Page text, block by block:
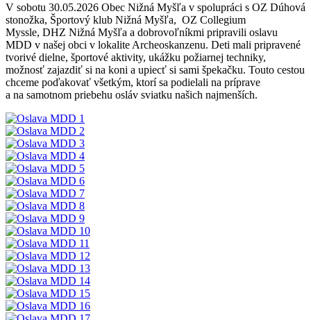
V sobotu 30.05.2026 Obec Nižná Myšľa v spolupráci s OZ Dúhová
stonožka, Športový klub Nižná Myšľa, OZ Collegium
Myssle, DHZ Nižná Myšľa a dobrovoľníkmi pripravili oslavu
MDD v našej obci v lokalite Archeoskanzenu. Deti mali pripravené
tvorivé dielne, športové aktivity, ukážku požiarnej techniky,
možnosť zajazdiť si na koni a upiecť si sami špekačku. Touto cestou
chceme poďakovať všetkým, ktorí sa podielali na príprave
a na samotnom priebehu osláv sviatku našich najmenších.